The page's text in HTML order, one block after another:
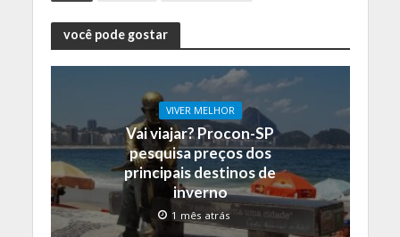
você pode gostar
VIVER MELHOR
Vai viajar? Procon-SP
pesquisa preços dos
principais destinos de
inverno
1 mês atrás